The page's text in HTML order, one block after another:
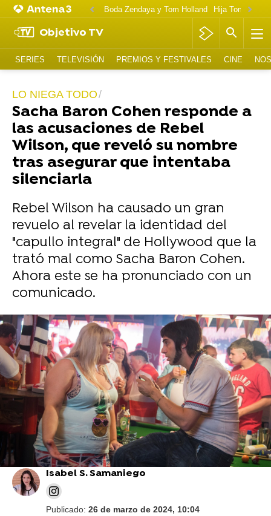
Boda Zendaya y Tom Holland Hija Tom
Objetivo TV
SERIES TELEVISIÓN PREMIOS Y FESTIVALES CINE
LO NIEGA TODO
Sacha Baron Cohen responde a
las acusaciones de Rebel
Wilson, que reveló su nombre
tras asegurar que intentaba
silenciarla
Rebel Wilson ha causado un gran
revuelo al revelar la identidad del
"capullo integral" de Hollywood que la
trató mal como Sacha Baron Cohen.
Ahora este se ha pronunciado con un
comunicado.
Vídeo: Sony Pictures | Foto: Cordon Press
Rebel Wilson cuenta que ha vuelto a ganar 15
kilos tras su gran cambio y lo mal que se
siente consigo misma: "Perdí el foco"
Isabel S. Samaniego
Publicado: 26 de marzo de 2024, 10:04